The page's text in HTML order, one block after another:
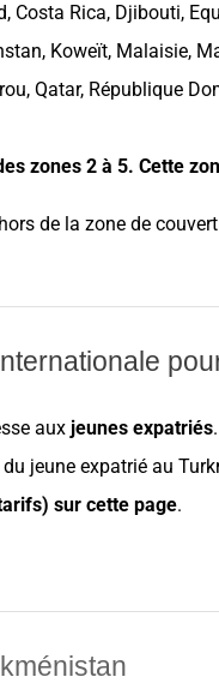
, Costa Rica, Djibouti,
, Koweït, Malaisie,
, Qatar, République
zones 2 à 5. Cette
de la zone de
aux jeunes expatriés
du jeune expatrié au
sur cette page.